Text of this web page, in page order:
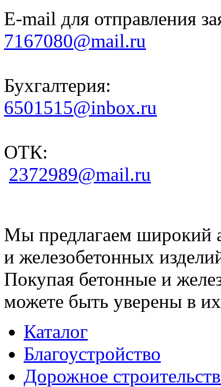
E-mail для отправления
7167080@mail.ru
Бухгалтерия:
6501515@inbox.ru
ОТК:
2372989@mail.ru
Мы предлагаем широкий
и железобетонных
Покупая бетонные и
можете быть уверены в их
Каталог
Благоустройство
Дорожное